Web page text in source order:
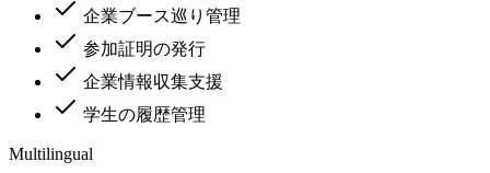
企業ブース巡り管理
参加証明の発行
企業情報収集支援
学生の履歴管理
Multilingual